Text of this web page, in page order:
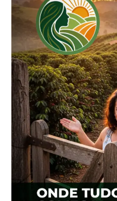
Trigo: Avanço da colheita
mantém pressão sobre
cotações
15 de outubro, 2024
Em "Brasil"
Além de colheita, quedas
externa e do dólar
reforçam pressão sobre
valores do trigo
23 de setembro, 2025
Em "Brasil"
TÓPICOS RELACIONADOS:
UP NEXT